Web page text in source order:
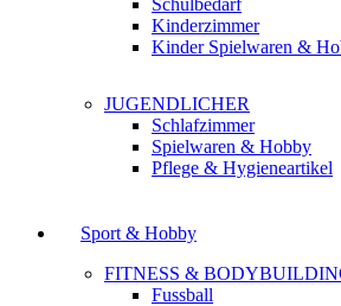
Schulbedarf
Kinderzimmer
Kinder Spielwaren &
JUGENDLICHER
Schlafzimmer
Spielwaren & Hobby
Pflege & Hygieneartikel
Sport & Hobby
FITNESS &
Fussball